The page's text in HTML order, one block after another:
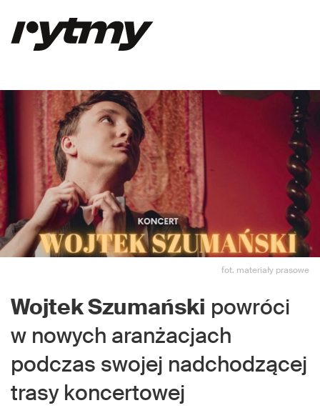
fot. materiały prasowe
Wojtek Szumański powróci
w nowych aranżacjach
podczas swojej nadchodzącej
trasy koncertowej